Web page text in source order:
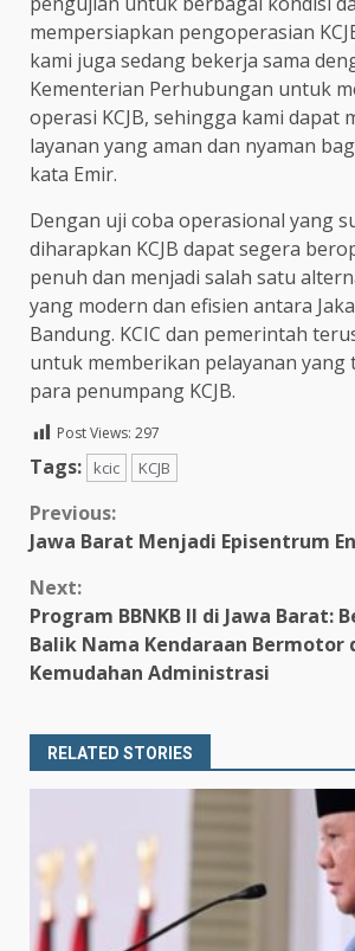
mempersiapkan pengoperasian
kami juga sedang bekerja sama
Kementerian Perhubungan untuk
operasi KCJB, sehingga kami dapat
layanan yang aman dan nyaman
kata Emir.
Dengan uji coba operasional yang
diharapkan KCJB dapat segera
penuh dan menjadi salah satu
yang modern dan efisien antara
Bandung. KCIC dan pemerintah
untuk memberikan pelayanan yang
para penumpang KCJB.
Post Views: 297
Tags: kcic KCJB
Continue
Previous:
Jawa Barat Menjadi Episentrum
Next:
Program BBNKB II di Jawa Barat:
Balik Nama Kendaraan Bermotor
Kemudahan Administrasi
RELATED STORIES